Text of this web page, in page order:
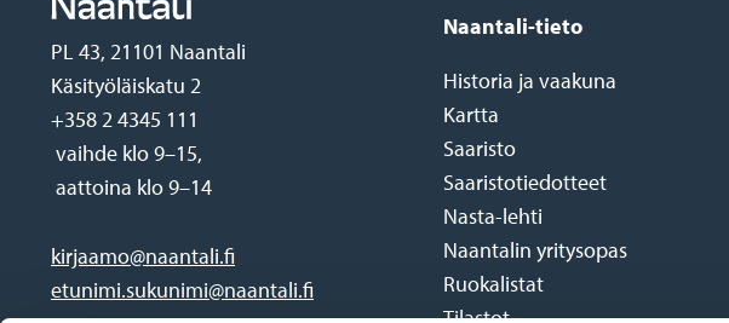
PL 43, 21101 Naantali
Käsityöläiskatu 2
+358 2 4345 111
vaihde klo 9–15,
aattoina klo 9–14
kirjaamo@naantali.fi
etunimi.sukunimi@naantali.fi
Footer
Naantali-tieto
Historia ja vaakuna
Kartta
Saaristo
Saaristotiedotteet
Nasta-lehti
Naantalin yritysopas
Ruokalistat